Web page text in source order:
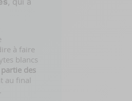
à faire
blancs
des
au final